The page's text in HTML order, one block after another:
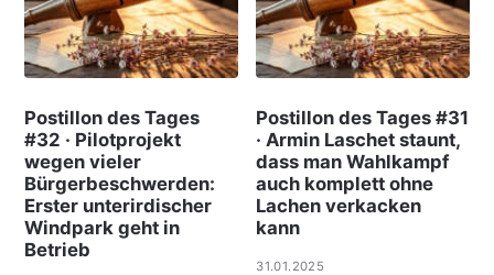
Postillon des Tages
#32 · Pilotprojekt
wegen vieler
Bürgerbeschwerden:
Erster unterirdischer
Windpark geht in
Betrieb
Postillon des Tages #31
· Armin Laschet staunt,
dass man Wahlkampf
auch komplett ohne
Lachen verkacken
kann
31.01.2025